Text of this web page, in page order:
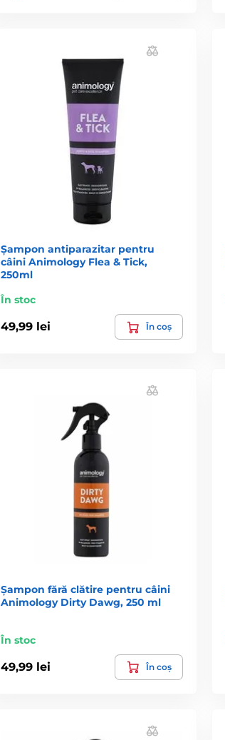
Șampon antiparazitar pentru
câini Animology Flea & Tick,
250ml
În stoc
49,99 lei În coș
Șampon fără clătire pentru câini
Animology Dirty Dawg, 250 ml
În stoc
49,99 lei În coș